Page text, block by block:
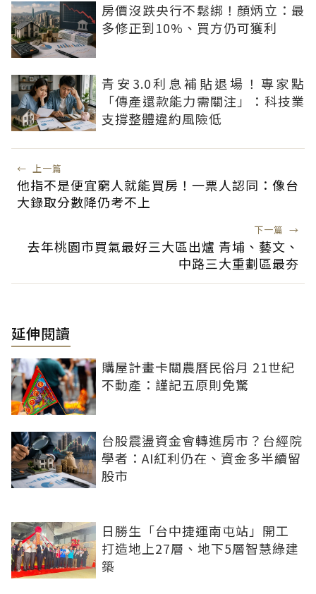
房價沒跌央行不鬆綁！顏炳立：最
多修正到10%、買方仍可獲利
青安3.0利息補貼退場！專家點
「傳產還款能力需關注」：科技業
支撐整體違約風險低
← 上一篇
他指不是便宜窮人就能買房！一票人認同：像台
大錄取分數降仍考不上
下一篇 →
去年桃園市買氣最好三大區出爐 青埔、藝文、
中路三大重劃區最夯
延伸閱讀
購屋計畫卡關農曆民俗月 21世紀
不動產：謹記五原則免驚
台股震盪資金會轉進房市？台經院
學者：AI紅利仍在、資金多半續留
股市
日勝生「台中捷運南屯站」開工
打造地上27層、地下5層智慧綠建
築